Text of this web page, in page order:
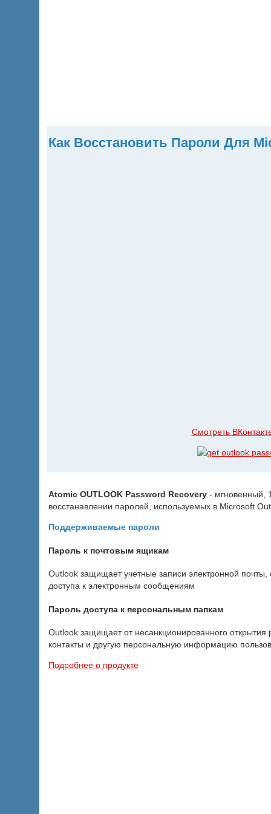
Как Восстановить Пароли Для
Смотреть
Atomic OUTLOOK Password Recovery - мгновенный,
восстанавлении паролей, используемых в Microsoft
Поддерживаемые пароли
Пароль к почтовым ящикам
Outlook защищает учетные записи электронной
доступа к электронным сообщениям
Пароль доступа к персональным папкам
Outlook защищает от несанкционированного
контакты и другую персональную информацию
Подробнее о продукте